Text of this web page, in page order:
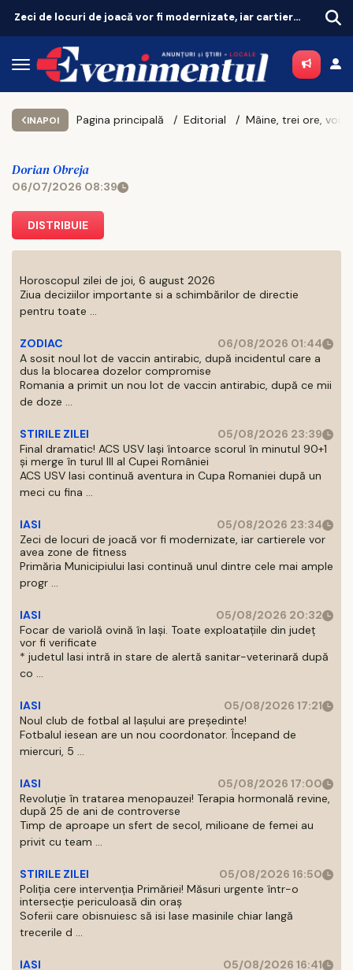
Zeci de locuri de joacă vor fi modernizate, iar cartierele vor avea zone de fitness
INAPOI Pagina principală Editorial
Dorian Obreja
06/07/2026 08:39
DISTRIBUIE
Horoscopul zilei de joi, 6 august 2026
Ziua deciziilor importante si a schimbărilor de directie
pentru toate ...
ZODIAC
06/08/2026 01:44
A sosit noul lot de vaccin antirabic, după incidentul care a
dus la blocarea dozelor compromise
Romania a primit un nou lot de vaccin antirabic, după ce mii
de doze ...
STIRILE ZILEI
05/08/2026 23:39
Final dramatic! ACS USV Iași întoarce scorul în minutul 90+1
și merge în turul III al Cupei României
ACS USV Iasi continuă aventura in Cupa Romaniei după un
meci cu fina ...
IASI
05/08/2026 23:34
Zeci de locuri de joacă vor fi modernizate, iar cartierele vor
avea zone de fitness
Primăria Municipiului Iasi continuă unul dintre cele mai ample
progr ...
IASI
05/08/2026 20:32
Focar de variolă ovină în Iași. Toate exploatațiile din județ
vor fi verificate
* judetul Iasi intră in stare de alertă sanitar-veterinară după
co ...
IASI
05/08/2026 17:21
Noul club de fotbal al Iașului are președinte!
Fotbalul iesean are un nou coordonator. Începand de
miercuri, 5 ...
IASI
05/08/2026 17:00
Revoluție în tratarea menopauzei! Terapia hormonală revine,
după 25 de ani de controverse
Timp de aproape un sfert de secol, milioane de femei au
privit cu team ...
STIRILE ZILEI
05/08/2026 16:50
Poliția cere intervenția Primăriei! Măsuri urgente într-o
intersecție periculoasă din oraș
Soferii care obisnuiesc să isi lase masinile chiar langă
trecerile d ...
IASI
05/08/2026 16:41